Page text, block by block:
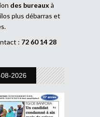
des bureaux à
plus débarras et
: 72 60 14 28
2026